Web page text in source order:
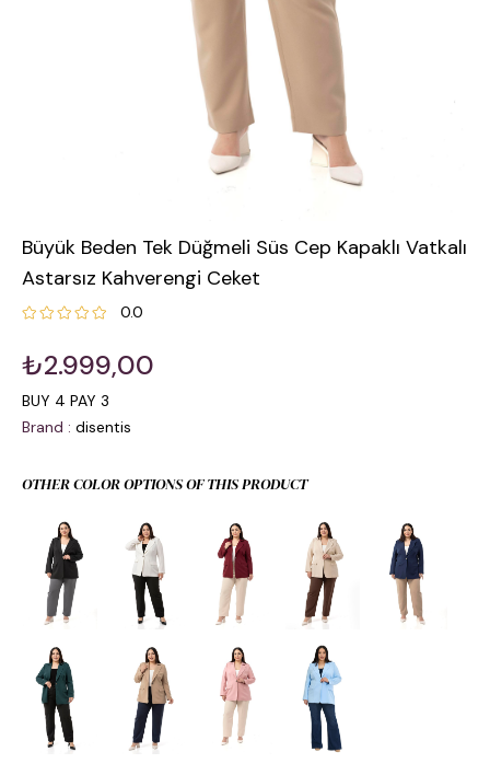
Büyük Beden Tek Düğmeli Süs Cep Kapaklı Vatkalı
Astarsız Kahverengi Ceket
0.0
₺2.999,00
BUY 4 PAY 3
Brand : disentis
OTHER COLOR OPTIONS OF THIS PRODUCT